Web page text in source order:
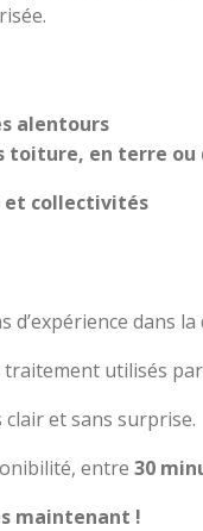
alentours
en terre ou
et collectivités
d’expérience dans
utilisés
clair et sans surprise.
entre 30
maintenant !